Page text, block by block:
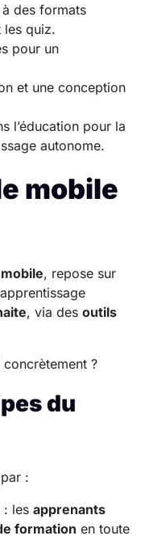
des formats
les quiz.
pour un
et une conception
l’éducation pour la
autonome.
mobile
, repose sur
, via des outils
?
du
:
: les apprenants
formation en toute